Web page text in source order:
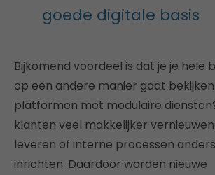
goede digitale basis
Bijkomend voordeel is dat je je hele
op een andere manier gaat
platformen met modulaire
klanten veel makkelijker
leveren of interne processen
inrichten. Daardoor worden nieuwe